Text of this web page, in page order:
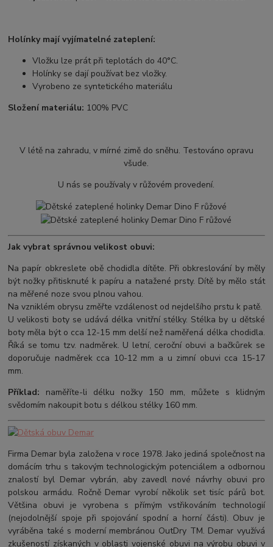
Holínky mají vyjímatelné zateplení:
Vložku lze prát při teplotách do 40°C.
Holínky se dají používat bez vložky.
Vyrobeno ze syntetického materiálu
Složení materiálu: 100% PVC
V létě na zahradu, v mírné zimě do sněhu. Testováno opravu
všude.
U nás se používaly v růžovém provedení.
Jak vybrat správnou velikost obuvi:
Na papír obkreslete obě chodidla dítěte. Při obkreslování by měly
být nožky přitisknuté k papíru a natažené prsty. Dítě by mělo stát
na měřené noze svou plnou vahou.
Na vzniklém obrysu změřte vzdálenost od nejdelšího prstu k patě.
U velikosti boty se udává délka vnitřní stélky. Stélka by u dětské
boty měla být o cca 12-15 mm delší než naměřená délka chodidla.
Říká se tomu tzv. nadměrek. U letní, ceroční obuvi a bačkůrek se
doporučuje nadměrek cca 10-12 mm a u zimní obuvi cca 15-17
mm.
Příklad: naměříte-li délku nožky 150 mm, můžete s klidným
svědomím nakoupit botu s délkou stélky 160 mm.
Firma Demar byla založena v roce 1978. Jako jediná společnost na
domácím trhu s takovým technologickým potenciálem a odbornou
znalostí byl Demar vybrán, aby zavedl nové návrhy obuvi pro
polskou armádu. Ročně Demar vyrobí několik set tisíc párů bot.
Většina obuvi je vyrobena s přímým vstřikováním technologií
(nejodolnější spoje při spojování spodní a horní části). Obuv je
vyráběna také s moderní membránou OutDry TM. Demar využívá
zkušeností získaných v oblasti vojenské obuvi na výrobu obuvi v